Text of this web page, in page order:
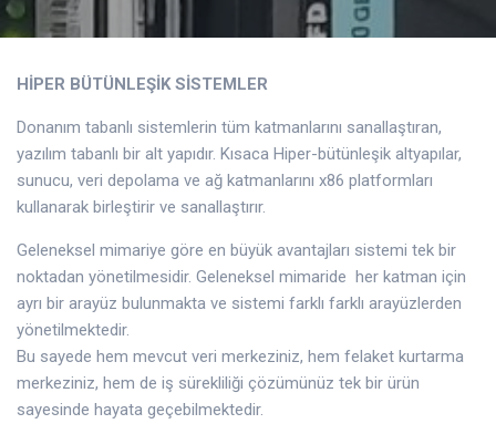
HİPER BÜTÜNLEŞİK SİSTEMLER
Donanım tabanlı sistemlerin tüm katmanlarını sanallaştıran,
yazılım tabanlı bir alt yapıdır. Kısaca Hiper-bütünleşik altyapılar,
sunucu, veri depolama ve ağ katmanlarını x86 platformları
kullanarak birleştirir ve sanallaştırır.
Geleneksel mimariye göre en büyük avantajları sistemi tek bir
noktadan yönetilmesidir. Geleneksel mimaride her katman için
ayrı bir arayüz bulunmakta ve sistemi farklı farklı arayüzlerden
yönetilmektedir.
Bu sayede hem mevcut veri merkeziniz, hem felaket kurtarma
merkeziniz, hem de iş sürekliliği çözümünüz tek bir ürün
sayesinde hayata geçebilmektedir.​